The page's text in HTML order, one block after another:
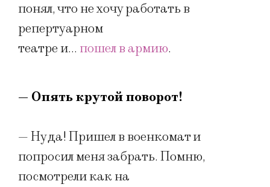
понял, что не хочу работать в
репертуарном
театре и… пошел в армию.
— Опять крутой поворот!
— Ну да! Пришел в военкомат и
попросил меня забрать. Помню,
посмотрели как на